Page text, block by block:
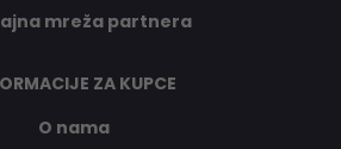
mreža partnera
ZA KUPCE
O nama